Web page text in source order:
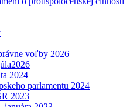
voľby 2026
2024
parlamentu 2024
2023